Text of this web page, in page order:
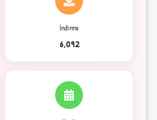
İndirme
6,092